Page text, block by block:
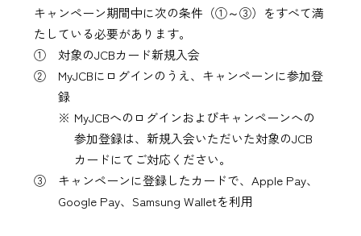
キャンペーン期間中に次の条件（①～③）をすべて満
たしている必要があります。
① 対象のJCBカード新規入会
② MyJCBにログインのうえ、キャンペーンに参加登
録
MyJCBへのログインおよびキャンペーンへの
参加登録は、新規入会いただいた対象のJCB
カードにてご対応ください。
③ キャンペーンに登録したカードで、Apple Pay、
Google Pay、Samsung Walletを利用